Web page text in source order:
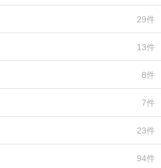
29件
13件
8件
7件
23件
94件